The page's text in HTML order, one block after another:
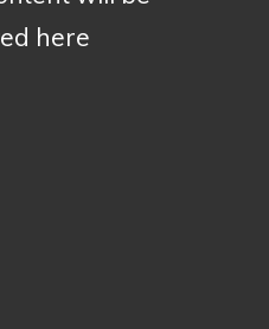
here